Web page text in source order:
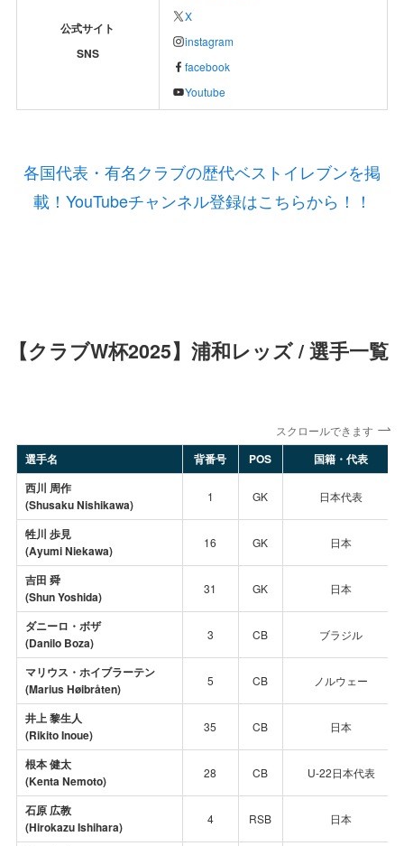
公式サイト
SNS
X
instagram
facebook
Youtube
各国代表・有名クラブの歴代ベストイレブンを掲
載！YouTubeチャンネル登録はこちらから！！
【クラブW杯2025】浦和レッズ / 選手一覧
スクロールできます
選手名 背番号 POS
国籍・代表
西川 周作
(Shusaku Nishikawa)
1 GK 日本代表
牲川 歩見
(Ayumi Niekawa)
16 GK 日本
吉田 舜
(Shun Yoshida)
31 GK 日本
ダニーロ・ボザ
(Danilo Boza)
3 CB ブラジル
マリウス・ホイブラーテン
(Marius Høibråten)
5 CB ノルウェー
井上 黎生人
(Rikito Inoue)
35 CB 日本
根本 健太
(Kenta Nemoto)
28 CB U-22日本代表
石原 広教
(Hirokazu Ishihara)
4 RSB 日本